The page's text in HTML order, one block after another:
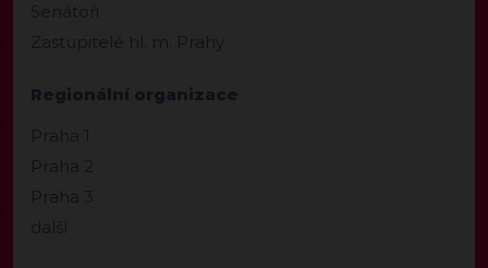
Senátoři
Zastupitelé hl. m. Prahy
Regionální organizace
Praha 1
Praha 2
Praha 3
další